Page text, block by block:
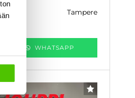
tampere
WHATSAPP
SUOSIKKI